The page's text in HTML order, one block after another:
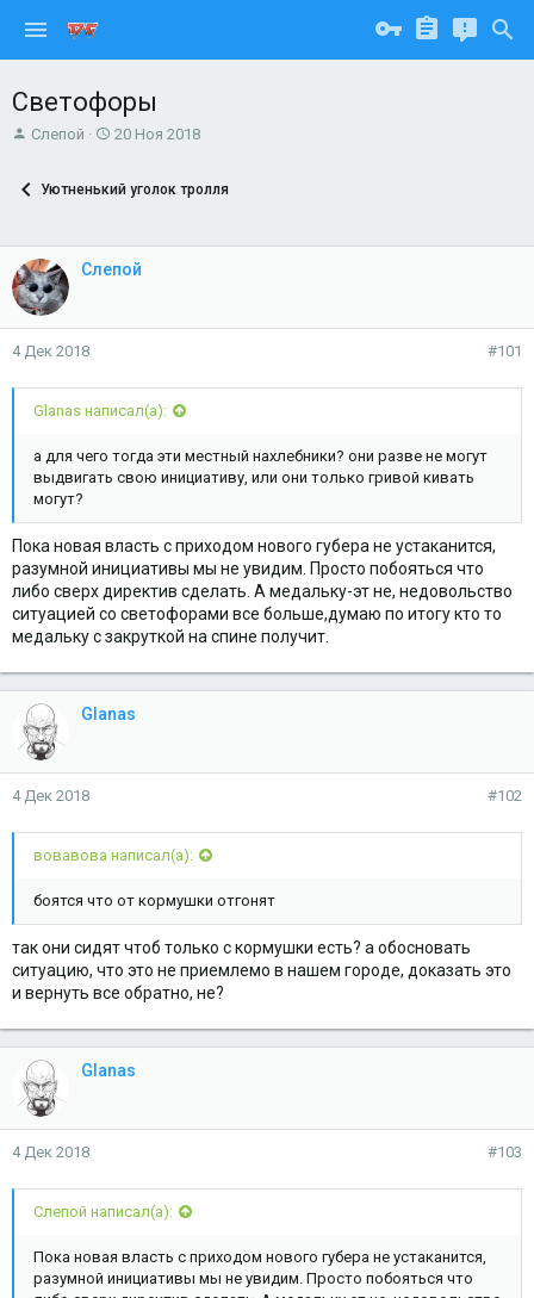
Светофоры
А
о
е
м
ы
Слепой
Д
а
ч
а
20 Ноя 2018
Уютненький уголок тролля
Слепой
4 Дек 2018 #101
Glanas написал(а):
а для чего тогда эти местный нахлебники? они разве не могут
выдвигать свою инициативу, или они только гривой кивать
могут?
Пока новая власть с приходом нового губера не устаканится,
разумной инициативы мы не увидим. Просто побояться что
либо сверх директив сделать. А медальку-эт не, недовольство
ситуацией со светофорами все больше,думаю по итогу кто то
медальку с закруткой на спине получит.
Glanas
4 Дек 2018 #102
вовавова написал(а):
боятся что от кормушки отгонят
так они сидят чтоб только с кормушки есть? а обосновать
ситуацию, что это не приемлемо в нашем городе, доказать это
и вернуть все обратно, не?
Glanas
4 Дек 2018 #103
Слепой написал(а):
Пока новая власть с приходом нового губера не устаканится,
разумной инициативы мы не увидим. Просто побояться что